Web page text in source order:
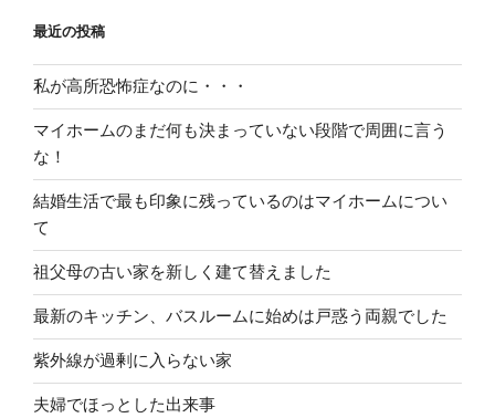
最近の投稿
私が高所恐怖症なのに・・・
マイホームのまだ何も決まっていない段階で周囲に言う
な！
結婚生活で最も印象に残っているのはマイホームについ
て
祖父母の古い家を新しく建て替えました
最新のキッチン、バスルームに始めは戸惑う両親でした
紫外線が過剰に入らない家
夫婦でほっとした出来事